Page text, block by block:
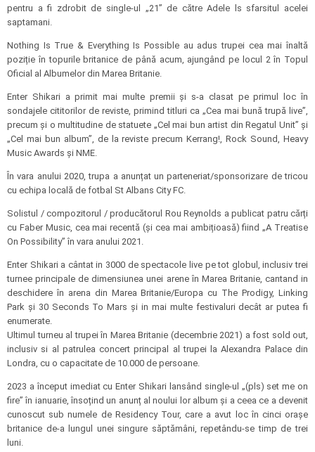
pentru a fi zdrobit de single-ul „21” de către Adele ls sfarsitul acelei
saptamani.
Nothing Is True & Everything Is Possible au adus trupei cea mai înaltă
poziție în topurile britanice de până acum, ajungând pe locul 2 în Topul
Oficial al Albumelor din Marea Britanie.
Enter Shikari a primit mai multe premii și s-a clasat pe primul loc în
sondajele cititorilor de reviste, primind titluri ca „Cea mai bună trupă live”,
precum și o multitudine de statuete „Cel mai bun artist din Regatul Unit” și
„Cel mai bun album”, de la reviste precum Kerrang!, Rock Sound, Heavy
Music Awards și NME.
În vara anului 2020, trupa a anunțat un parteneriat/sponsorizare de tricou
cu echipa locală de fotbal St Albans City FC.
Solistul / compozitorul / producătorul Rou Reynolds a publicat patru cărți
cu Faber Music, cea mai recentă (și cea mai ambițioasă) fiind „A Treatise
On Possibility” în vara anului 2021.
Enter Shikari a cântat in 3000 de spectacole live pe tot globul, inclusiv trei
turnee principale de dimensiunea unei arene în Marea Britanie, cantand in
deschidere în arena din Marea Britanie/Europa cu The Prodigy, Linking
Park și 30 Seconds To Mars și in mai multe festivaluri decât ar putea fi
enumerate.
Ultimul turneu al trupei în Marea Britanie (decembrie 2021) a fost sold out,
inclusiv si al patrulea concert principal al trupei la Alexandra Palace din
Londra, cu o capacitate de 10.000 de persoane.
2023 a început imediat cu Enter Shikari lansând single-ul „(pls) set me on
fire” în ianuarie, însoțind un anunț al noului lor album și a ceea ce a devenit
cunoscut sub numele de Residency Tour, care a avut loc în cinci orașe
britanice de-a lungul unei singure săptămâni, repetându-se timp de trei
luni.